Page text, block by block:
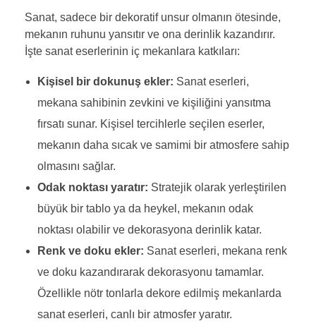
Sanat, sadece bir dekoratif unsur olmanın ötesinde,
mekanın ruhunu yansıtır ve ona derinlik kazandırır.
İşte sanat eserlerinin iç mekanlara katkıları:
Kişisel bir dokunuş ekler: Sanat eserleri,
mekana sahibinin zevkini ve kişiliğini yansıtma
fırsatı sunar. Kişisel tercihlerle seçilen eserler,
mekanın daha sıcak ve samimi bir atmosfere sahip
olmasını sağlar.
Odak noktası yaratır: Stratejik olarak yerleştirilen
büyük bir tablo ya da heykel, mekanın odak
noktası olabilir ve dekorasyona derinlik katar.
Renk ve doku ekler: Sanat eserleri, mekana renk
ve doku kazandırarak dekorasyonu tamamlar.
Özellikle nötr tonlarla dekore edilmiş mekanlarda
sanat eserleri, canlı bir atmosfer yaratır.